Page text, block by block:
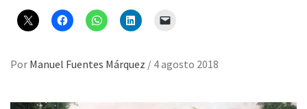
Por Manuel Fuentes Márquez / 4 agosto 2018